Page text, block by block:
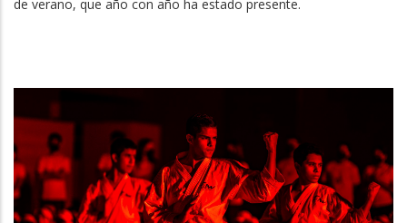
de verano, que año con año ha estado presente.